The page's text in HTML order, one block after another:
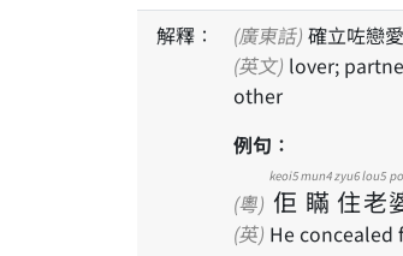
解釋：
(廣東話) 確立咗戀
(英文)
other
例句：
(粵) 佢
keoi5
瞞
mun4
住
zyu6
老
lou5
(英) He concealed